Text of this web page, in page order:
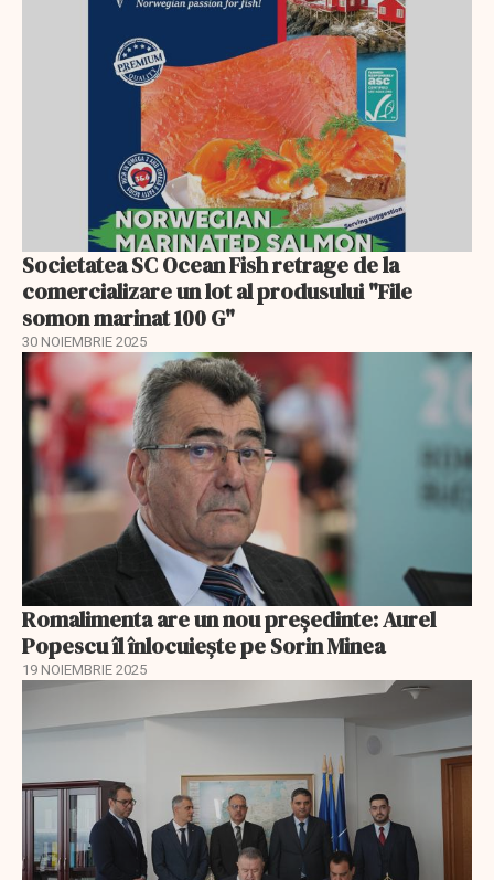
Societatea SC Ocean Fish retrage de la
comercializare un lot al produsului "File
somon marinat 100 G"
30 NOIEMBRIE 2025
Romalimenta are un nou președinte: Aurel
Popescu îl înlocuiește pe Sorin Minea
19 NOIEMBRIE 2025